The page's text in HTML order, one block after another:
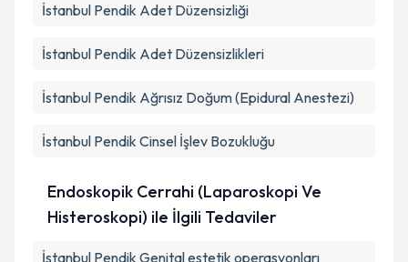
İstanbul Pendik Adet Düzensizliği
İstanbul Pendik Adet Düzensizlikleri
İstanbul Pendik Ağrısız Doğum (Epidural Anestezi)
İstanbul Pendik Cinsel İşlev Bozukluğu
Endoskopik Cerrahi (Laparoskopi Ve
Histeroskopi) ile İlgili Tedaviler
İstanbul Pendik Genital estetik operasyonları